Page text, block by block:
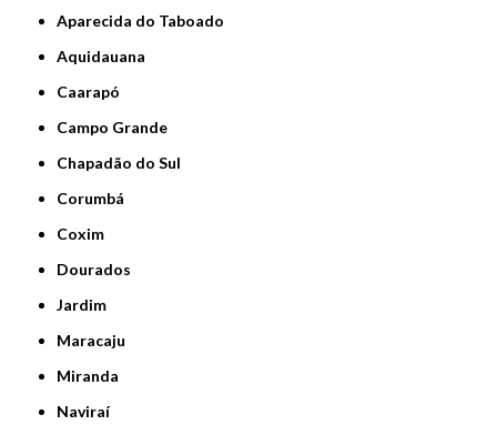
Aparecida do Taboado
Aquidauana
Caarapó
Campo Grande
Chapadão do Sul
Corumbá
Coxim
Dourados
Jardim
Maracaju
Miranda
Naviraí